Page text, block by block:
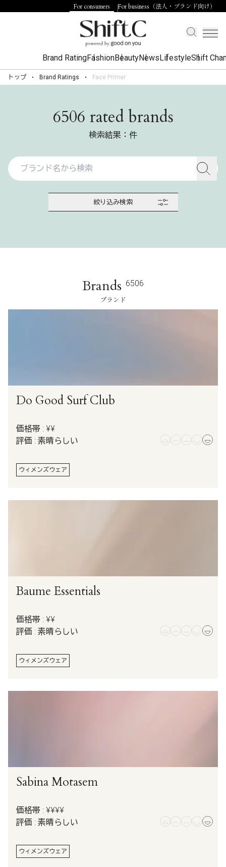
For consumers For business（法人・ブランド向け）
Brand RatingFashionBeautyNewsLifestyleShift
トップ Brand Ratings Face Primer
6506 rated brands
検索結果：件
絞り込み検索
Brands 6506
ブランド
Do Good Surf Club
価格帯 : ¥¥
評価 : 素晴らしい
ウィメンズウェア
Baume Essentials
価格帯 : ¥¥
評価 : 素晴らしい
ウィメンズウェア
Sabina Motasem
価格帯 : ¥¥¥¥
評価 : 素晴らしい
ウィメンズウェア